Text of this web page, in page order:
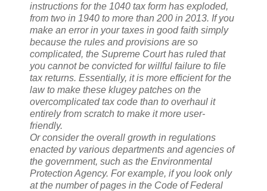
instructions for the 1040 tax form has exploded,
from two in 1940 to more than 200 in 2013. If you
make an error in your taxes in good faith simply
because the rules and provisions are so
complicated, the Supreme Court has ruled that
you cannot be convicted for willful failure to file
tax returns. Essentially, it is more efficient for the
law to make these klugey patches on the
overcomplicated tax code than to overhaul it
entirely from scratch to make it more user-
friendly.
Or consider the overall growth in regulations
enacted by various departments and agencies of
the government, such as the Environmental
Protection Agency. For example, if you look only
at the number of pages in the Code of Federal